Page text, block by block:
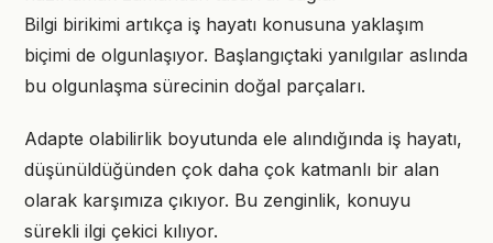
Bilgi birikimi artıkça iş hayatı konusuna yaklaşım
biçimi de olgunlaşıyor. Başlangıçtaki yanılgılar aslında
bu olgunlaşma sürecinin doğal parçaları.
Adapte olabilirlik boyutunda ele alındığında iş hayatı,
düşünüldüğünden çok daha çok katmanlı bir alan
olarak karşımıza çıkıyor. Bu zenginlik, konuyu
sürekli ilgi çekici kılıyor.